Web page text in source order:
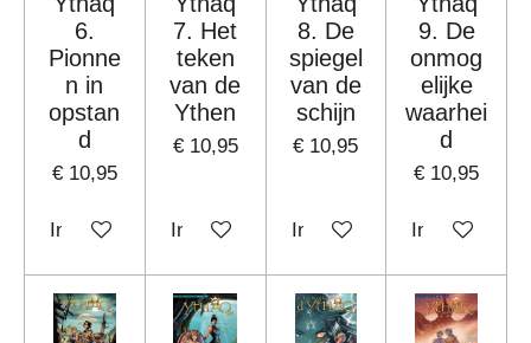
6.
Pionne
n in
opstan
d
€ 10,95
In winkelwagen
7. Het
teken
van de
Ythen
€ 10,95
In winkelwagen
8. De
spiegel
van de
schijn
€ 10,95
In winkelwagen
9. De
onmog
elijke
waarhei
d
€ 10,95
In